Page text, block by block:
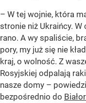
– W tej wojnie, która
stronie niż Ukraińcy.
rano. A wy spaliście,
pory, my już się nie
kraj, o wolność. Z
Rosyjskiej odpalają
nasze domy –
bezpośrednio do